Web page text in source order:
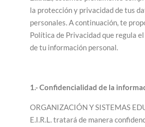
la protección y privacidad de tus
personales. A continuación, te
Política de Privacidad que regula
de tu información personal.
1.- Confidencialidad de la
ORGANIZACIÓN Y SISTEMAS
E.I.R.L. tratará de manera